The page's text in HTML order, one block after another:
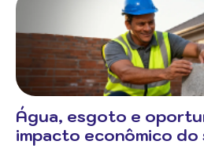
Água, esgoto e
impacto econômico do